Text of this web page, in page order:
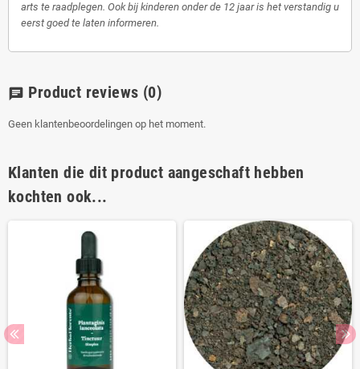
arts te raadplegen. Ook bij kinderen onder de 12 jaar is het verstandig u
eerst goed te laten informeren.
chat Product reviews (0)
Geen klantenbeoordelingen op het moment.
Klanten die dit product aangeschaft hebben
kochten ook...